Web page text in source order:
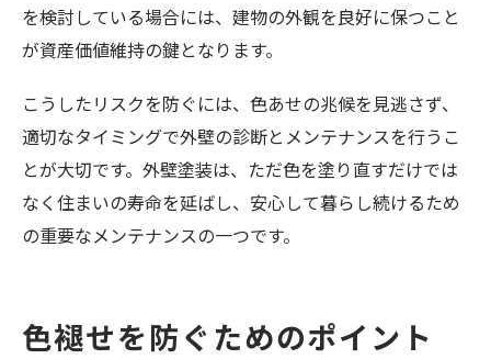
を検討している場合には、建物の外観を良好に保つこと
が資産価値維持の鍵となります。
こうしたリスクを防ぐには、色あせの兆候を見逃さず、
適切なタイミングで外壁の診断とメンテナンスを行うこ
とが大切です。外壁塗装は、ただ色を塗り直すだけでは
なく住まいの寿命を延ばし、安心して暮らし続けるため
の重要なメンテナンスの一つです。
色褪せを防ぐためのポイント